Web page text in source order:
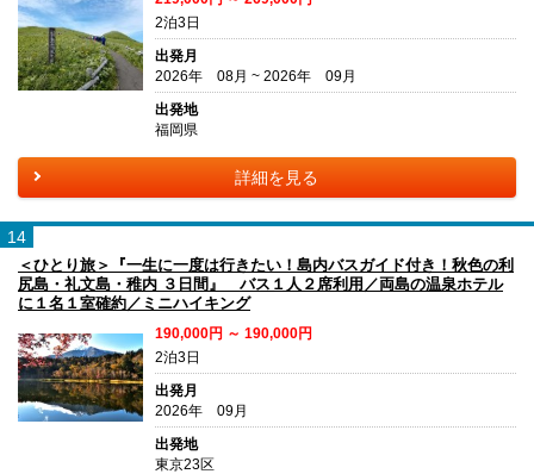
2泊3日
出発月
2026年 08月 ~ 2026年 09月
出発地
福岡県
詳細を見る
14
＜ひとり旅＞『一生に一度は行きたい！島内バスガイド付き！秋色の利
尻島・礼文島・稚内 ３日間』 バス１人２席利用／両島の温泉ホテル
に１名１室確約／ミニハイキング
190,000円 ～ 190,000円
2泊3日
出発月
2026年 09月
出発地
東京23区